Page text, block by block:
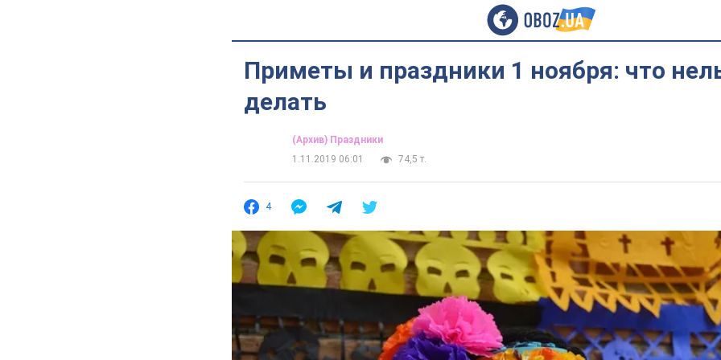
Приметы и праздники 1 ноября: что
делать
(Архив) Праздники
1.11.2019 06:01
74,5 т.
4